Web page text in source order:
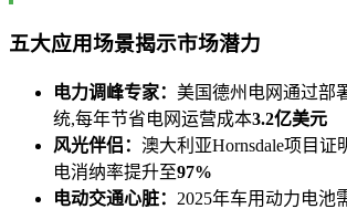
五大应用场景揭示市场潜力
电力调峰专家： 美国德州电网通过部
统,每年节省电网运营成本3.2亿美元
风光伴侣： 澳大利亚Hornsdale项目证
电消纳率提升至97%
电动交通心脏： 2025年车用动力电池